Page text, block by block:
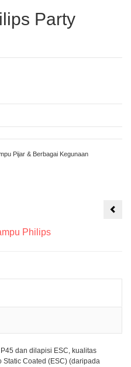
Party
Pijar & Berbagai Kegunaan
dan dilapisi ESC, kualitas
Coated (ESC) (daripada